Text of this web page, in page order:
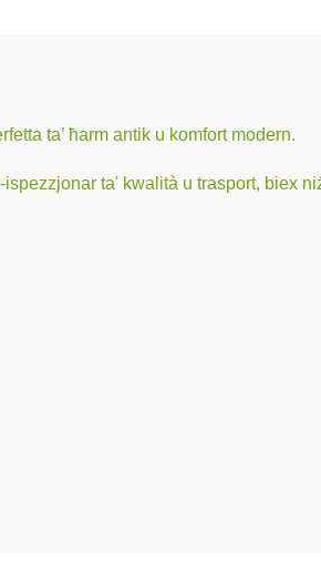
ta’ ħarm antik u komfort modern.
ta' kwalità u trasport, biex